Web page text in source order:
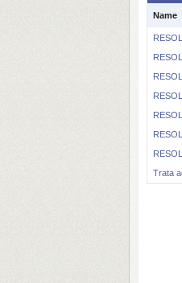
Name
Trata